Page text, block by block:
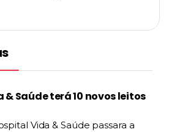
& Saúde terá 10 novos leitos
Vida & Saúde passara a